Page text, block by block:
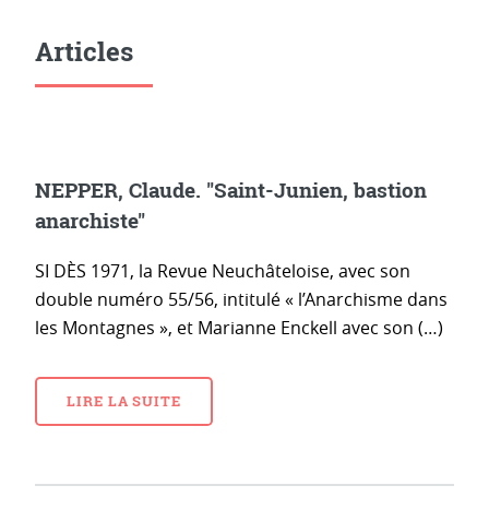
Articles
NEPPER, Claude. "Saint-Junien, bastion
anarchiste"
SI DÈS 1971, la Revue Neuchâteloise, avec son
double numéro 55/56, intitulé « l’Anarchisme dans
les Montagnes », et Marianne Enckell avec son (…)
LIRE LA SUITE